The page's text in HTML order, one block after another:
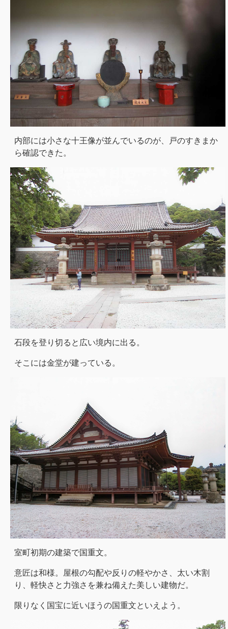
内部には小さな十王像が並んでいるのが、戸のすきまか
ら確認できた。
石段を登り切ると広い境内に出る。
そこには金堂が建っている。
室町初期の建築で国重文。
意匠は和様。屋根の勾配や反りの軽やかさ、太い木割
り、軽快さと力強さを兼ね備えた美しい建物だ。
限りなく国宝に近いほうの国重文といえよう。